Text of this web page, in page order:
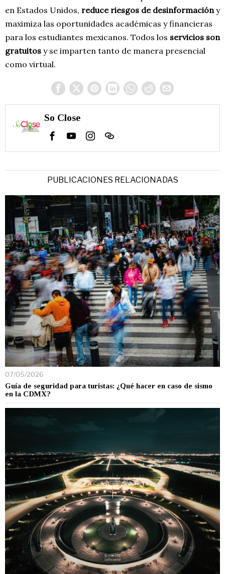
en Estados Unidos, reduce riesgos de desinformacióny
maximiza las oportunidades académicas y financieras
para los estudiantes mexicanos. Todos los servicios son
gratuitos y se imparten tanto de manera presencial
como virtual.
So Close
PUBLICACIONES RELACIONADAS
07/05/2026
Guía de seguridad para turistas: ¿Qué hacer en caso de sismo
en la CDMX?